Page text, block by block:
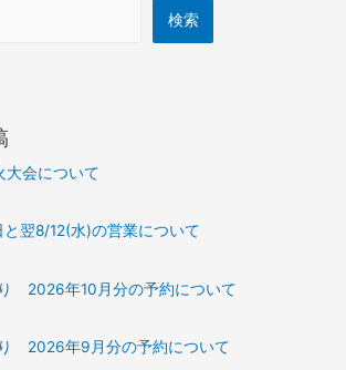
検索
大会について
と翌8/12(水)の営業について
2026年10月分の予約について
2026年9月分の予約について